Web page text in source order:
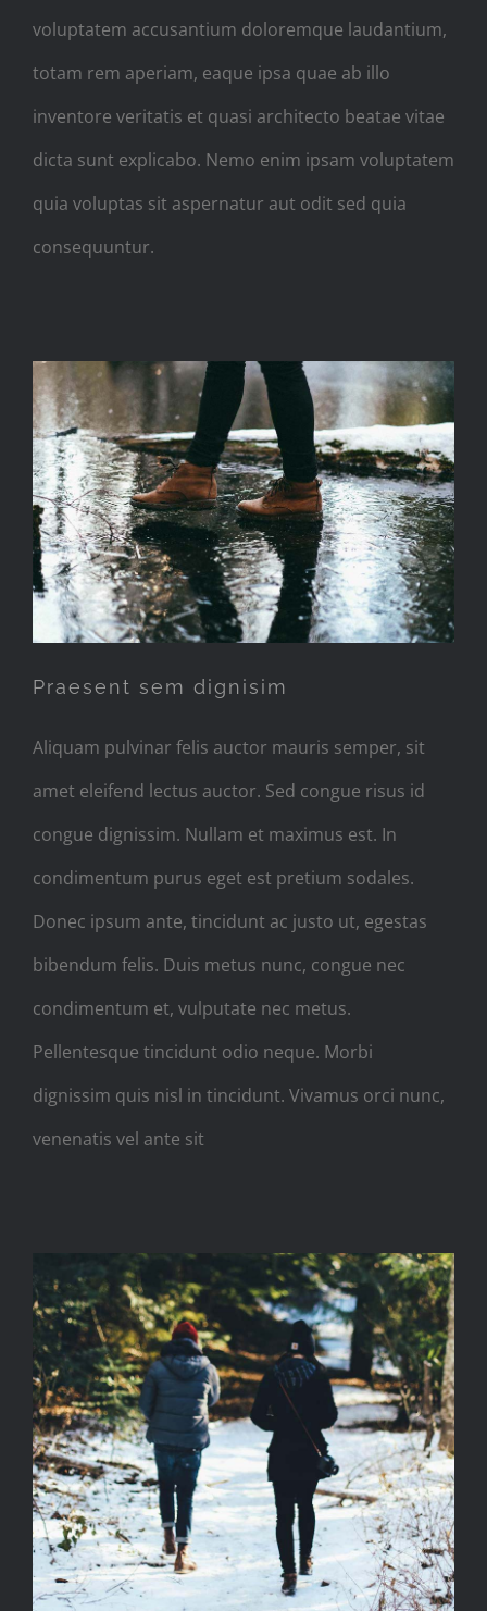
voluptatem accusantium doloremque laudantium,
totam rem aperiam, eaque ipsa quae ab illo
inventore veritatis et quasi architecto beatae vitae
dicta sunt explicabo. Nemo enim ipsam voluptatem
quia voluptas sit aspernatur aut odit sed quia
consequuntur.
Praesent sem dignisim
Praesent sem dignisim
Aliquam pulvinar felis auctor mauris semper, sit
amet eleifend lectus auctor. Sed congue risus id
congue dignissim. Nullam et maximus est. In
condimentum purus eget est pretium sodales.
Donec ipsum ante, tincidunt ac justo ut, egestas
bibendum felis. Duis metus nunc, congue nec
condimentum et, vulputate nec metus.
Pellentesque tincidunt odio neque. Morbi
dignissim quis nisl in tincidunt. Vivamus orci nunc,
venenatis vel ante sit
Aenean eget mattis